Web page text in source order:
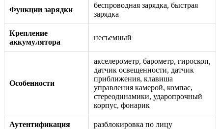
Функции зарядки
беспроводная зарядка, быстрая
зарядка
Крепление
аккумулятора
несъемный
Особенности
акселерометр, барометр, гироскоп,
датчик освещенности, датчик
приближения, клавиша
управления камерой, компас,
стереодинамики, ударопрочный
корпус, фонарик
Аутентификация разблокировка по лицу